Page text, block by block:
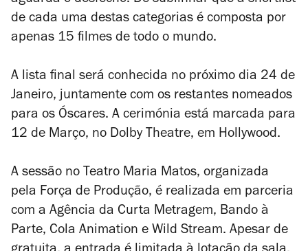
de cada uma destas categorias é composta por
apenas 15 filmes de todo o mundo.
A lista final será conhecida no próximo dia 24 de
Janeiro, juntamente com os restantes nomeados
para os Óscares. A cerimónia está marcada para
12 de Março, no Dolby Theatre, em Hollywood.
A sessão no Teatro Maria Matos, organizada
pela Força de Produção, é realizada em parceria
com a Agência da Curta Metragem, Bando à
Parte, Cola Animation e Wild Stream. Apesar de